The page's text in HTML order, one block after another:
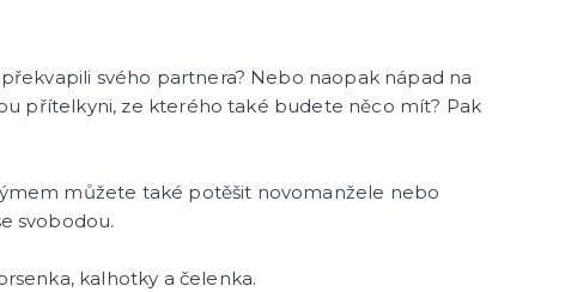
svého partnera? Nebo naopak nápad na
přítelkyni, ze kterého také budete něco mít? Pak
můžete také potěšit novomanžele nebo
svobodou.
kalhotky a čelenka.